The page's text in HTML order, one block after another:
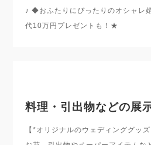
♪ ◆おふたりにぴったりのオシャレ
代10万円プレゼントも！★
料理・引出物などの展
【*オリジナルのウェディンググッ